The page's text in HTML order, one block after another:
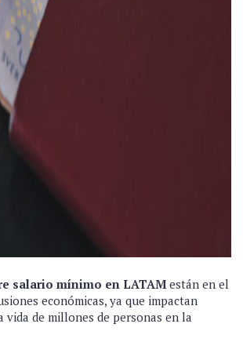
salario mínimo en LATAM están en el
económicas, ya que impactan
vida de millones de personas en la